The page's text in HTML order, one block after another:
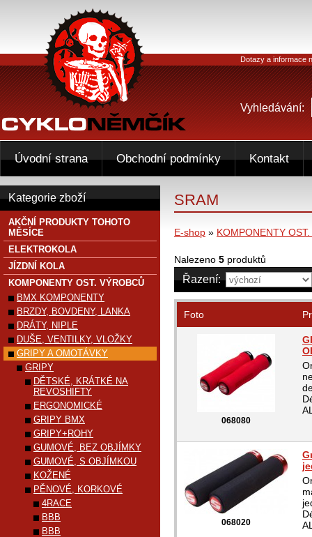
SRAM
E-shop » KOMPONENTY
Nalezeno 5 produktů
Řazení:
Foto
068080
068020
Kategorie zboží
AKČNÍ PRODUKTY TOHOTO
MĚSÍCE
ELEKTROKOLA
JÍZDNÍ KOLA
KOMPONENTY OST. VÝROBCŮ
BMX KOMPONENTY
BRZDY, BOVDENY, LANKA
DRÁTY, NIPLE
DUŠE, VENTILKY, VLOŽKY
GRIPY A OMOTÁVKY
GRIPY
DĚTSKÉ, KRÁTKÉ NA
REVOSHIFTY
ERGONOMICKÉ
GRIPY BMX
GRIPY+ROHY
GUMOVÉ, BEZ OBJÍMKY
GUMOVÉ, S OBJÍMKOU
KOŽENÉ
PĚNOVÉ, KORKOVÉ
4RACE
BBB
BBB
Dotazy a informace
Vyhledávání:
Úvodní strana Obchodní podmínky Kontakt